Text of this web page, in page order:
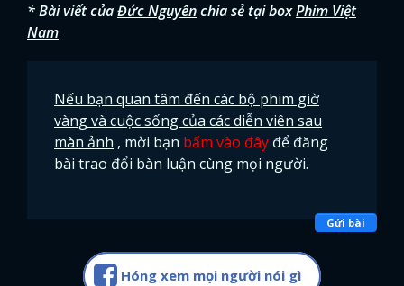
* Bài viết củaĐức Nguyênchia sẻ tại boxPhim Việt
Nam
Nếu bạn quan tâm đến các bộ phim giờ
vàng và cuộc sống của các diễn viên sau
màn ảnh , mời bạn bấm vào đây để đăng
bài trao đổi bàn luận cùng mọi người.
Gửi bài
Hóng xem mọi người nói gì